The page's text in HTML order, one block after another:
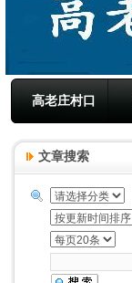
高老庄村口
文章搜索